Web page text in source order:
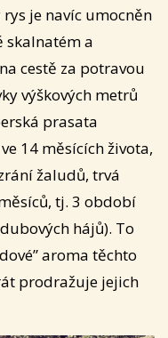
je navíc umocněn
skalnatém a
cestě za potravou
výškových metrů
prasata
14 měsících života,
žaludů, trvá
tj. 3 období
hájů). To
aroma těchto
prodražuje jejich